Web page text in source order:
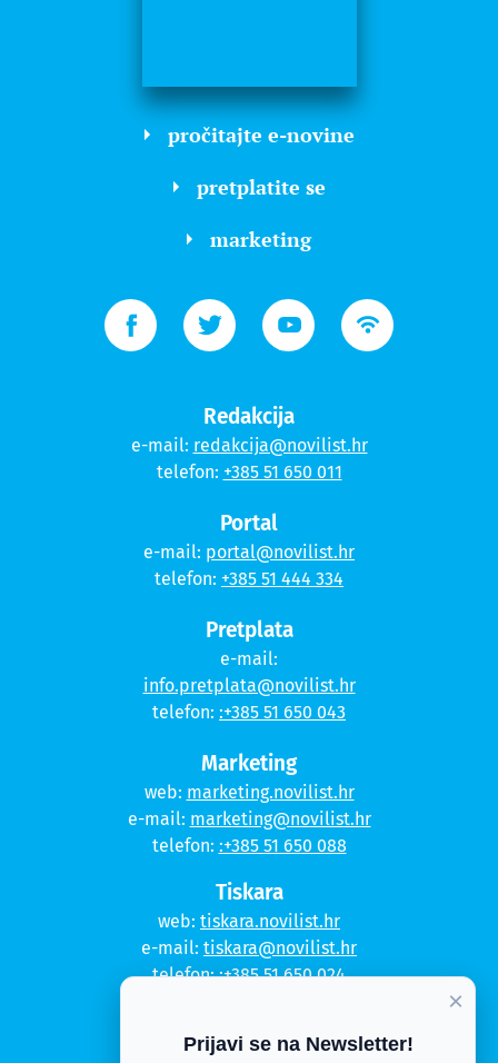
pročitajte e-novine
pretplatite se
marketing
Redakcija
e-mail: redakcija@novilist.hr
telefon: +385 51 650 011
Portal
e-mail: portal@novilist.hr
telefon: +385 51 444 334
Pretplata
e-mail:
info.pretplata@novilist.hr
telefon: :+385 51 650 043
Marketing
web: marketing.novilist.hr
e-mail: marketing@novilist.hr
telefon: :+385 51 650 088
Tiskara
web: tiskara.novilist.hr
e-mail: tiskara@novilist.hr
telefon::+385 51 650 024
×
Prijavi se na Newsletter!